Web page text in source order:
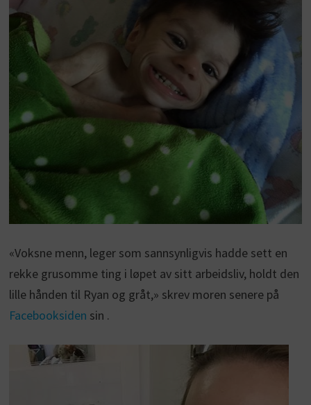
«Voksne menn, leger som sannsynligvis hadde sett en
rekke grusomme ting i løpet av sitt arbeidsliv, holdt den
lille hånden til Ryan og gråt,» skrev moren senere på
Facebooksiden sin .